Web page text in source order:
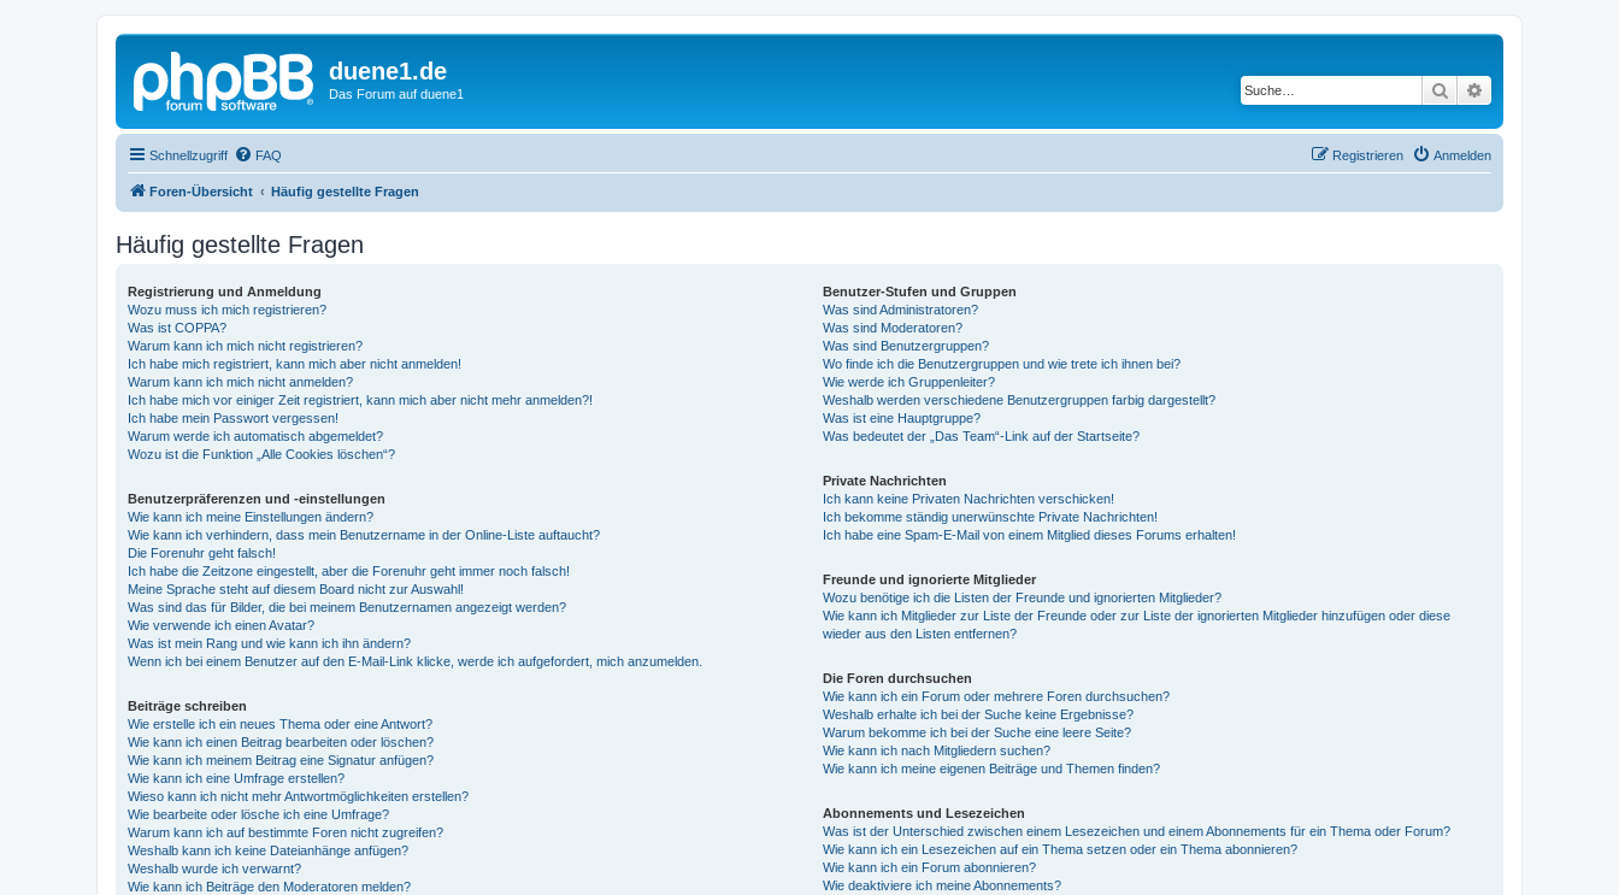
duene1.de
Das Forum auf duene1 Suche
Schnellzugriff FAQ Anmelden
Registrieren
Foren-Übersicht Häufig gestellte Fragen
Häufig gestellte Fragen
Registrierung und Anmeldung
Wozu muss ich mich registrieren?
Was ist COPPA?
Warum kann ich mich nicht registrieren?
Ich habe mich registriert, kann mich aber nicht anmelden!
Warum kann ich mich nicht anmelden?
Ich habe mich vor einiger Zeit registriert, kann mich aber nicht mehr anmelden?!
Ich habe mein Passwort vergessen!
Warum werde ich automatisch abgemeldet?
Wozu ist die Funktion „Alle Cookies löschen“?
Benutzerpräferenzen und -einstellungen
Wie kann ich meine Einstellungen ändern?
Wie kann ich verhindern, dass mein Benutzername in der Online-Liste auftaucht?
Die Forenuhr geht falsch!
Ich habe die Zeitzone eingestellt, aber die Forenuhr geht immer noch falsch!
Meine Sprache steht auf diesem Board nicht zur Auswahl!
Was sind das für Bilder, die bei meinem Benutzernamen angezeigt werden?
Wie verwende ich einen Avatar?
Was ist mein Rang und wie kann ich ihn ändern?
Wenn ich bei einem Benutzer auf den E-Mail-Link klicke, werde ich aufgefordert, mich anzumelden.
Beiträge schreiben
Wie erstelle ich ein neues Thema oder eine Antwort?
Wie kann ich einen Beitrag bearbeiten oder löschen?
Wie kann ich meinem Beitrag eine Signatur anfügen?
Wie kann ich eine Umfrage erstellen?
Wieso kann ich nicht mehr Antwortmöglichkeiten erstellen?
Wie bearbeite oder lösche ich eine Umfrage?
Warum kann ich auf bestimmte Foren nicht zugreifen?
Weshalb kann ich keine Dateianhänge anfügen?
Weshalb wurde ich verwarnt?
Wie kann ich Beiträge den Moderatoren melden?
Benutzer-Stufen und Gruppen
Was sind Administratoren?
Was sind Moderatoren?
Was sind Benutzergruppen?
Wo finde ich die Benutzergruppen und wie trete ich ihnen bei?
Wie werde ich Gruppenleiter?
Weshalb werden verschiedene Benutzergruppen farbig dargestellt?
Was ist eine Hauptgruppe?
Was bedeutet der „Das Team“-Link auf der Startseite?
Private Nachrichten
Ich kann keine Privaten Nachrichten verschicken!
Ich bekomme ständig unerwünschte Private Nachrichten!
Ich habe eine Spam-E-Mail von einem Mitglied dieses Forums erhalten!
Freunde und ignorierte Mitglieder
Wozu benötige ich die Listen der Freunde und ignorierten Mitglieder?
Wie kann ich Mitglieder zur Liste der Freunde oder zur Liste der ignorierten Mitglieder hinzufügen oder diese
wieder aus den Listen entfernen?
Die Foren durchsuchen
Wie kann ich ein Forum oder mehrere Foren durchsuchen?
Weshalb erhalte ich bei der Suche keine Ergebnisse?
Warum bekomme ich bei der Suche eine leere Seite?
Wie kann ich nach Mitgliedern suchen?
Wie kann ich meine eigenen Beiträge und Themen finden?
Abonnements und Lesezeichen
Was ist der Unterschied zwischen einem Lesezeichen und einem Abonnements für ein Thema oder Forum?
Wie kann ich ein Lesezeichen auf ein Thema setzen oder ein Thema abonnieren?
Wie kann ich ein Forum abonnieren?
Wie deaktiviere ich meine Abonnements?